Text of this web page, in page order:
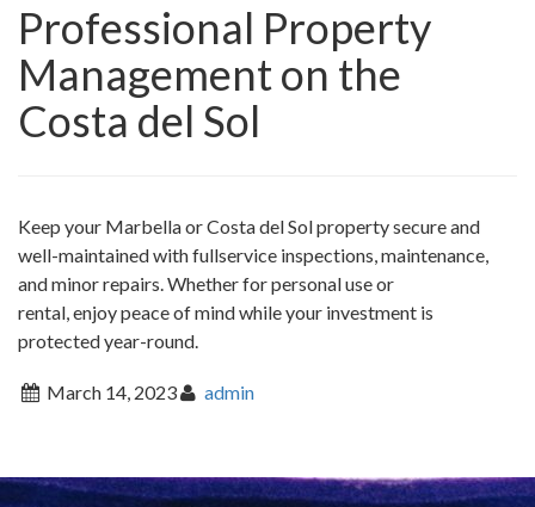
Professional Property
Management on the
Costa del Sol
Keep your Marbella or Costa del Sol property secure and
well-maintained with fullservice inspections, maintenance,
and minor repairs. Whether for personal use or
rental, enjoy peace of mind while your investment is
protected year-round.
March 14, 2023 admin